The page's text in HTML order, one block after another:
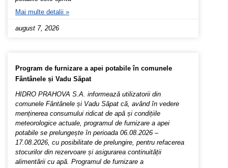
Mai multe detalii »
august 7, 2026
Program de furnizare a apei potabile în comunele
Fântânele și Vadu Săpat
HIDRO PRAHOVA S.A. informează utilizatorii din
comunele Fântânele și Vadu Săpat că, având în vedere
menținerea consumului ridicat de apă și condițiile
meteorologice actuale, programul de furnizare a apei
potabile se prelungește în perioada 06.08.2026 –
17.08.2026, cu posibilitate de prelungire, pentru refacerea
stocurilor din rezervoare și asigurarea continuității
alimentării cu apă. Programul de furnizare a